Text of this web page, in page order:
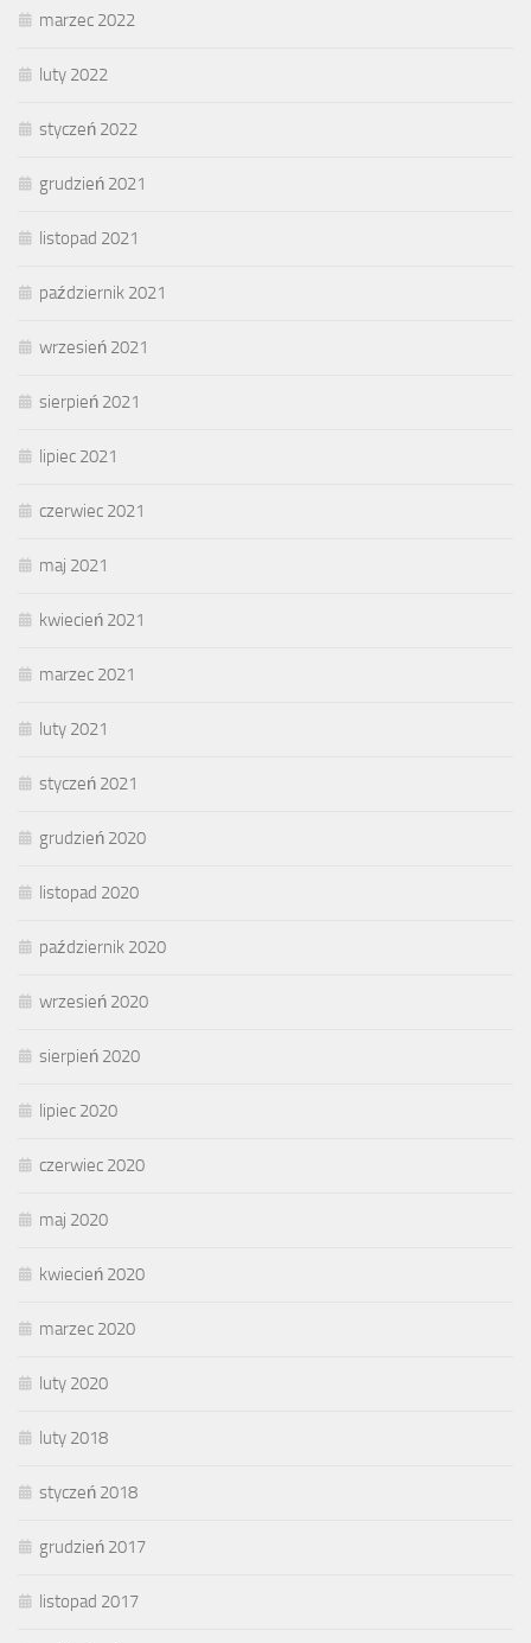
marzec 2022
luty 2022
styczeń 2022
grudzień 2021
listopad 2021
październik 2021
wrzesień 2021
sierpień 2021
lipiec 2021
czerwiec 2021
maj 2021
kwiecień 2021
marzec 2021
luty 2021
styczeń 2021
grudzień 2020
listopad 2020
październik 2020
wrzesień 2020
sierpień 2020
lipiec 2020
czerwiec 2020
maj 2020
kwiecień 2020
marzec 2020
luty 2020
luty 2018
styczeń 2018
grudzień 2017
listopad 2017